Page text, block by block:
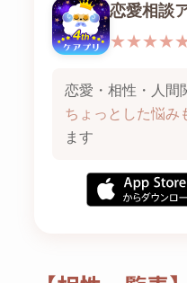
恋愛相談
恋愛・相性・人間
ちょっとした悩み
ます